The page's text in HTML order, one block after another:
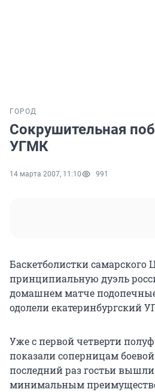
ГОРОД
Сокрушительная
УГМК
14 марта 2007, 11:10 991
Баскетболистки
принципиальную дуэль
домашнем матче
одолели екатеринбургский
Уже с первой четверти
показали соперницам
последний раз гостьи вышли
минимальным